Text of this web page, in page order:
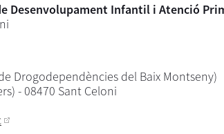
Desenvolupament Infantil i Atenció
Drogodependències del Baix Montseny)
- 08470 Sant Celoni